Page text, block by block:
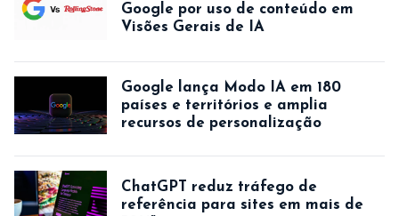
Google por uso de conteúdo em
Visões Gerais de IA
Google lança Modo IA em 180
países e territórios e amplia
recursos de personalização
ChatGPT reduz tráfego de
referência para sites em mais de